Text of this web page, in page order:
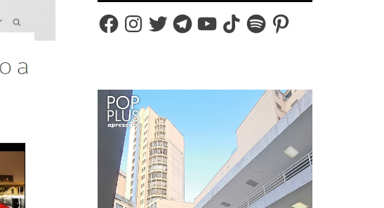
FacebookInstagram
TwitterTelegramYouTubeTikTokSpotifyPinterest